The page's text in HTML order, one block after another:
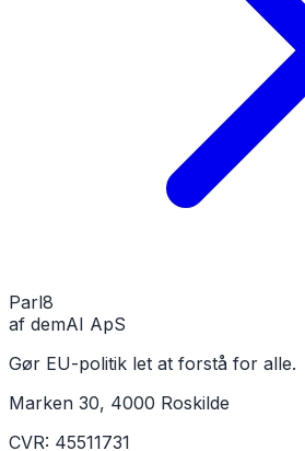
Parl8
af demAI ApS
Gør EU-politik let at forstå for alle.
Marken 30, 4000 Roskilde
CVR: 45511731